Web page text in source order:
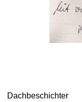
Dachbeschichter